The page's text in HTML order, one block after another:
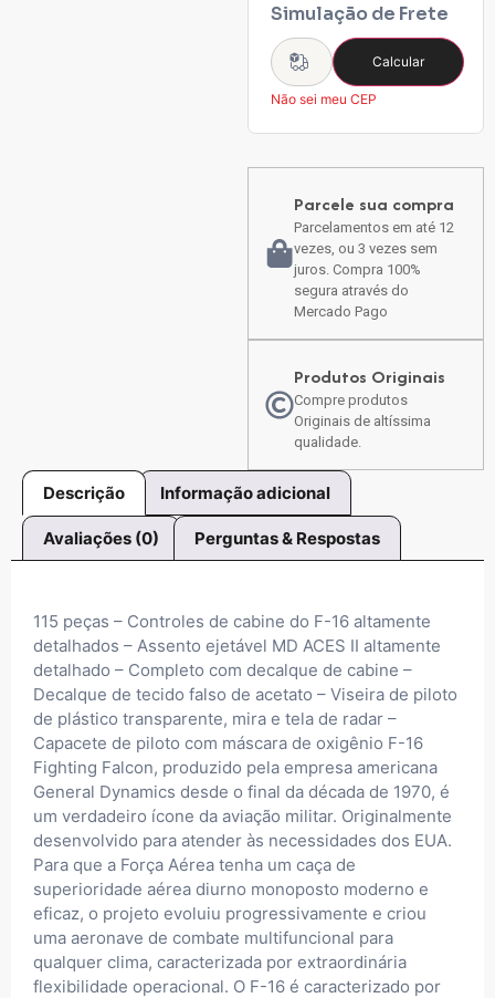
Simulação de Frete
Calcular
Não sei meu CEP
Parcele sua compra
Parcelamentos em até 12
vezes, ou 3 vezes sem
juros. Compra 100%
segura através do
Mercado Pago
Produtos Originais
Compre produtos
Originais de altíssima
qualidade.
Descrição Informação adicional
Avaliações (0) Perguntas & Respostas
115 peças – Controles de cabine do F-16 altamente
detalhados – Assento ejetável MD ACES II altamente
detalhado – Completo com decalque de cabine –
Decalque de tecido falso de acetato – Viseira de piloto
de plástico transparente, mira e tela de radar –
Capacete de piloto com máscara de oxigênio F-16
Fighting Falcon, produzido pela empresa americana
General Dynamics desde o final da década de 1970, é
um verdadeiro ícone da aviação militar. Originalmente
desenvolvido para atender às necessidades dos EUA.
Para que a Força Aérea tenha um caça de
superioridade aérea diurno monoposto moderno e
eficaz, o projeto evoluiu progressivamente e criou
uma aeronave de combate multifuncional para
qualquer clima, caracterizada por extraordinária
flexibilidade operacional. O F-16 é caracterizado por